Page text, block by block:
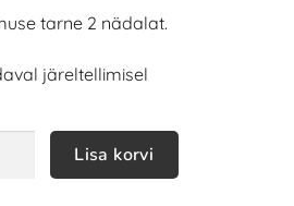
tarne 2 nädalat.
järeltellimisel
Lisa korvi